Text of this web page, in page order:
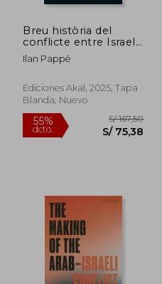
55%
dcto.
Breu història del
conflicte entre Israel i
Palestina (en Catalá)
Ilan Pappé
Ediciones Akal, 2025, Tapa
Blanda, Nuevo